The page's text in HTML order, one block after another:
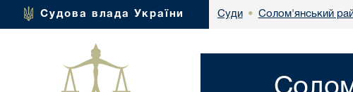
Судова влада України Суди • Солом'янський